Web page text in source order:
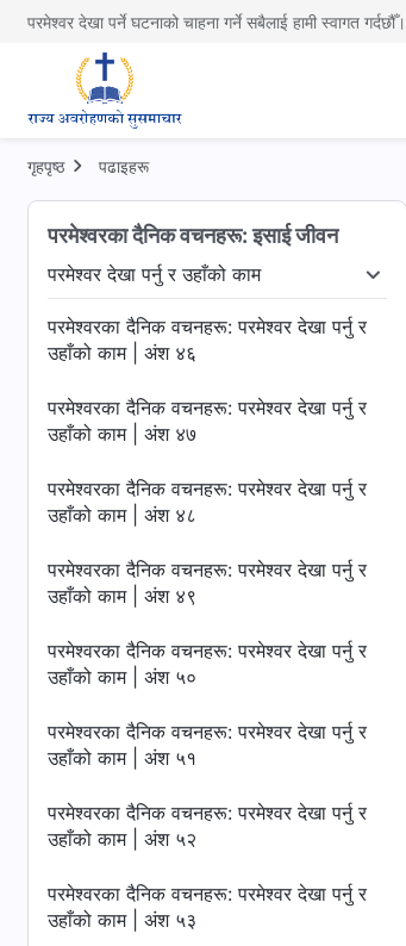
परमेश्वर देखा पर्ने घटनाको चाहना गर्ने सबैलाई हामी स्वागत गर्दछौँ।
गृहपृष्ठ पढाइहरू
परमेश्‍वरका दैनिक वचनहरू: इसाई जीवन
परमेश्‍वर देखा पर्नु र उहाँको काम
चरणहरू परमेश्‍वर देखा पर्नु र उहाँको काम
परमेश्‍वरका दैनिक वचनहरू: परमेश्‍वर देखा पर्नु र
उहाँको काम | अंश ४६
परमेश्‍वरका दैनिक वचनहरू: परमेश्‍वर देखा पर्नु र
उहाँको काम | अंश ४७
परमेश्‍वरका दैनिक वचनहरू: परमेश्‍वर देखा पर्नु र
उहाँको काम | अंश ४८
परमेश्‍वरका दैनिक वचनहरू: परमेश्‍वर देखा पर्नु र
उहाँको काम | अंश ४९
परमेश्‍वरका दैनिक वचनहरू: परमेश्‍वर देखा पर्नु र
उहाँको काम | अंश ५०
परमेश्‍वरका दैनिक वचनहरू: परमेश्‍वर देखा पर्नु र
उहाँको काम | अंश ५१
परमेश्‍वरका दैनिक वचनहरू: परमेश्‍वर देखा पर्नु र
उहाँको काम | अंश ५२
परमेश्‍वरका दैनिक वचनहरू: परमेश्‍वर देखा पर्नु र
उहाँको काम | अंश ५३